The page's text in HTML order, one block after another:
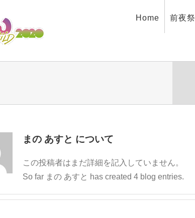
Home 前夜祭
まの あすと について
この投稿者はまだ詳細を記入していません。
So far まの あすと has created 4 blog entries.